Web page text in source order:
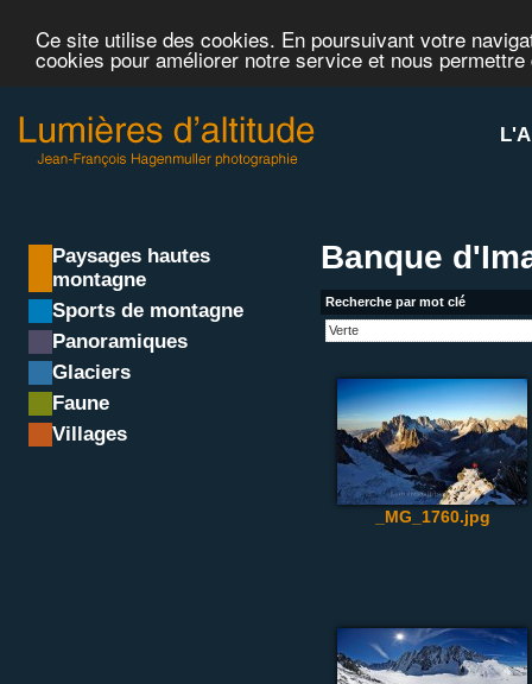
Ce site utilise des cookies. En poursuivant votre
cookies pour améliorer notre service et nous
Paysages hautes
montagne
Sports de montagne
Panoramiques
Glaciers
Faune
Villages
Banque
Recherche par mot clé
_MG_1760.jpg